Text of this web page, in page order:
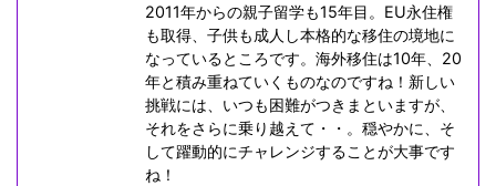
2011年からの親子留学も15年目。EU永住権
も取得、子供も成人し本格的な移住の境地に
なっているところです。海外移住は10年、20
年と積み重ねていくものなのですね！新しい
挑戦には、いつも困難がつきまといますが、
それをさらに乗り越えて・・。穏やかに、そ
して躍動的にチャレンジすることが大事です
ね！